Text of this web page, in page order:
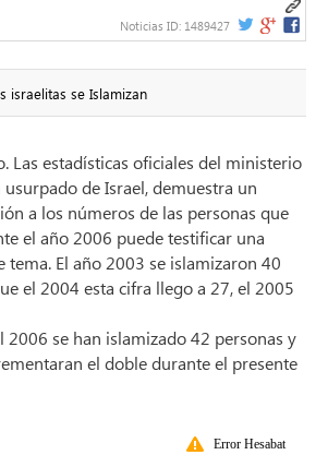
Noticias ID: 1489427
israelitas se Islamizan
Las estadísticas oficiales del ministerio
de Israel, demuestra un
a los números de las personas que
el año 2006 puede testificar una
tema. El año 2003 se islamizaron 40
el 2004 esta cifra llego a 27, el 2005
2006 se han islamizado 42 personas y
el doble durante el presente
Error Hesabat